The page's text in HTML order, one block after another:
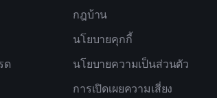
ด
กฎบ้าน
นโยบายคุกกี้
นโยบายความเป็นส่วนตัว
การเปิดเผยความเสี่ยง